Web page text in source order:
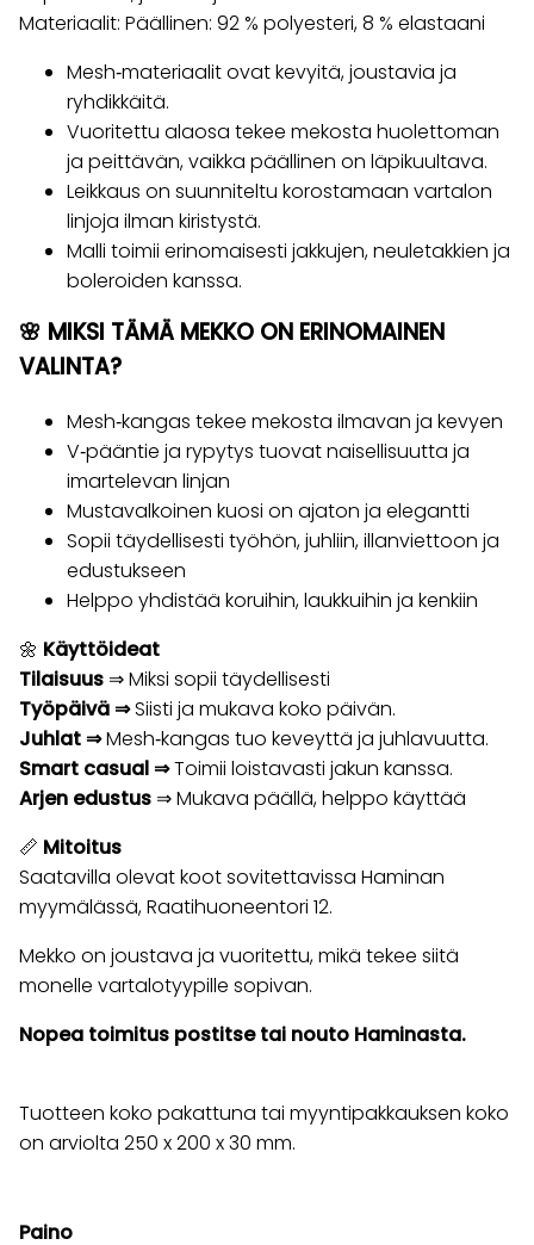
Materiaalit: Päällinen: 92 % polyesteri, 8 % elastaani
Mesh‑materiaalit ovat kevyitä, joustavia ja
ryhdikkäitä.
Vuoritettu alaosa tekee mekosta huolettoman
ja peittävän, vaikka päällinen on läpikuultava.
Leikkaus on suunniteltu korostamaan vartalon
linjoja ilman kiristystä.
Malli toimii erinomaisesti jakkujen, neuletakkien ja
boleroiden kanssa.
🌸 MIKSI TÄMÄ MEKKO ON ERINOMAINEN
VALINTA?
Mesh‑kangas tekee mekosta ilmavan ja kevyen
V‑pääntie ja rypytys tuovat naisellisuutta ja
imartelevan linjan
Mustavalkoinen kuosi on ajaton ja elegantti
Sopii täydellisesti työhön, juhliin, illanviettoon ja
edustukseen
Helppo yhdistää koruihin, laukkuihin ja kenkiin
🌼 Käyttöideat
Tilaisuus ⇒ Miksi sopii täydellisesti
Työpäivä ⇒Siisti ja mukava koko päivän.
Juhlat ⇒Mesh‑kangas tuo keveyttä ja juhlavuutta.
Smart casual ⇒Toimii loistavasti jakun kanssa.
Arjen edustus ⇒ Mukava päällä, helppo käyttää
📏 Mitoitus
Saatavilla olevat koot sovitettavissa Haminan
myymälässä, Raatihuoneentori 12.
Mekko on joustava ja vuoritettu, mikä tekee siitä
monelle vartalotyypille sopivan.
Nopea toimitus postitse tai nouto Haminasta.
Tuotteen koko pakattuna tai myyntipakkauksen koko
on arviolta 250 x 200 x 30 mm.
Paino